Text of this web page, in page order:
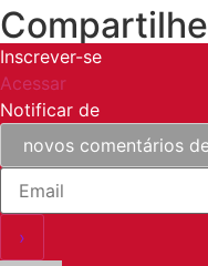
Compartilhe
Inscrever-se
Acessar
Notificar de